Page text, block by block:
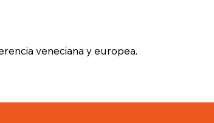
veneciana y europea.